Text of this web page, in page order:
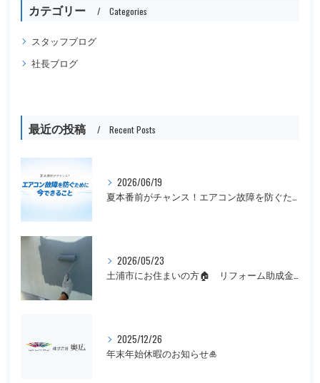
カテゴリー Categories
スタッフブログ
社長ブログ
最近の投稿 Recent Posts
2026/06/19
2026/05/23
土浦市にお住まいの方🏠 リフォーム助成金まだ間に合います！
2025/12/26
年末年始休暇のお知らせ🎍